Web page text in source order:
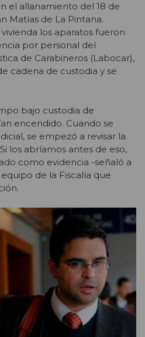
el allanamiento del 18 de
Matías de La Pintana.
los aparatos fueron
por personal del
de Carabineros (Labocar),
cadena de custodia y se
bajo custodia de
encendido. Cuando se
se empezó a revisar la
los abríamos antes de eso,
como evidencia -señaló a
de la Fiscalía que